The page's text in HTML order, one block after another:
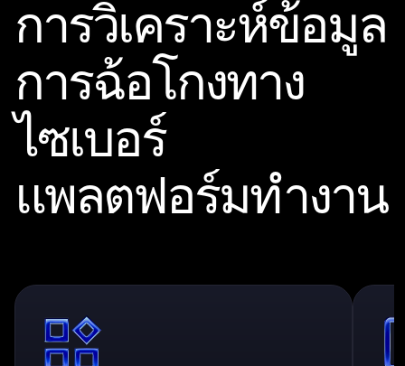
การวิเคราะห์ข้อมูล
การฉ้อโกงทาง
ไซเบอร์
แพลตฟอร์มทำงาน